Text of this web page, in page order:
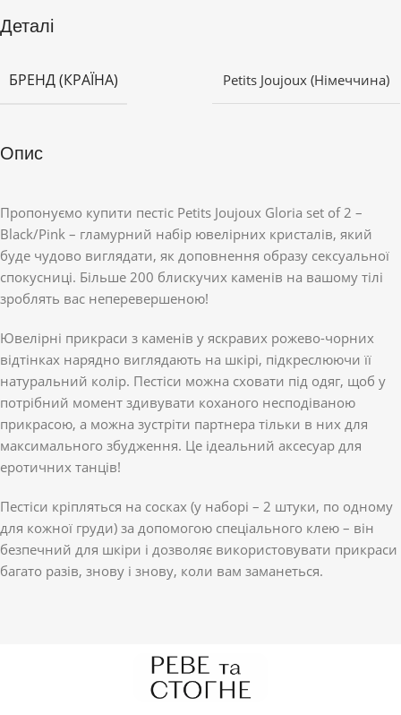
Деталі
БРЕНД (КРАЇНА) Petits Joujoux (Німеччина)
Опис
Пропонуємо купити пестіс Petits Joujoux Gloria set of 2 –
Black/Pink – гламурний набір ювелірних кристалів, який
буде чудово виглядати, як доповнення образу сексуальної
спокусниці. Більше 200 блискучих каменів на вашому тілі
зроблять вас неперевершеною!
Ювелірні прикраси з каменів у яскравих рожево-чорних
відтінках нарядно виглядають на шкірі, підкреслюючи її
натуральний колір. Пестіси можна сховати під одяг, щоб у
потрібний момент здивувати коханого несподіваною
прикрасою, а можна зустріти партнера тільки в них для
максимального збудження. Це ідеальний аксесуар для
еротичних танців!
Пестіси кріпляться на сосках (у наборі – 2 штуки, по одному
для кожної груди) за допомогою спеціального клею – він
безпечний для шкіри і дозволяє використовувати прикраси
багато разів, знову і знову, коли вам заманеться.